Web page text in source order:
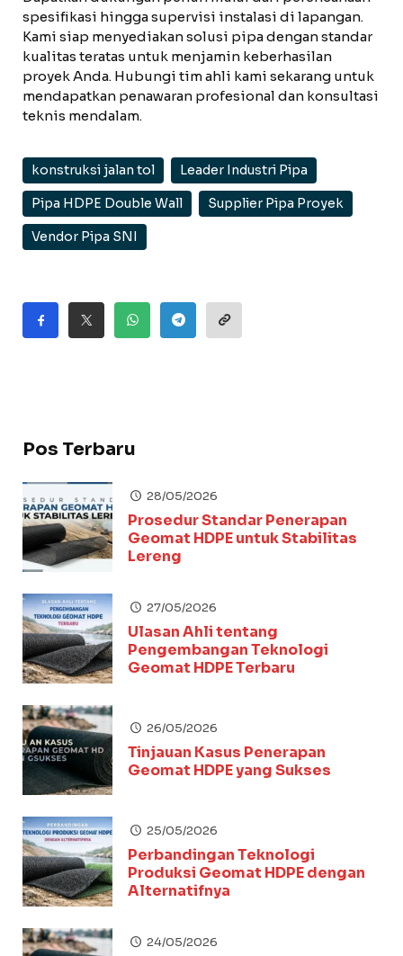
spesifikasi hingga supervisi instalasi di lapangan.
Kami siap menyediakan solusi pipa dengan standar
kualitas teratas untuk menjamin keberhasilan
proyek Anda. Hubungi tim ahli kami sekarang untuk
mendapatkan penawaran profesional dan konsultasi
teknis mendalam.
konstruksi jalan tol Leader Industri Pipa
Pipa HDPE Double Wall Supplier Pipa Proyek
Vendor Pipa SNI
Pos Terbaru
28/05/2026
Prosedur Standar Penerapan
Geomat HDPE untuk Stabilitas
Lereng
27/05/2026
Ulasan Ahli tentang
Pengembangan Teknologi
Geomat HDPE Terbaru
26/05/2026
Tinjauan Kasus Penerapan
Geomat HDPE yang Sukses
25/05/2026
Perbandingan Teknologi
Produksi Geomat HDPE dengan
Alternatifnya
24/05/2026